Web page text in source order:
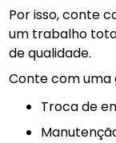
Por isso, conte
um trabalho
de qualidade.
Conte com uma
troca de